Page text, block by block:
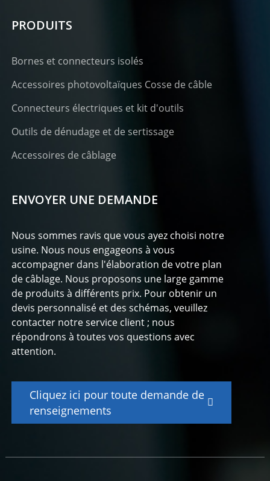
PRODUITS
Bornes et connecteurs isolés
Accessoires photovoltaïques Cosse de câble
Connecteurs électriques et kit d'outils
Outils de dénudage et de sertissage
Accessoires de câblage
ENVOYER UNE DEMANDE
Nous sommes ravis que vous ayez choisi notre
usine. Nous nous engageons à vous
accompagner dans l'élaboration de votre plan
de câblage. Nous proposons une large gamme
de produits à différents prix. Pour obtenir un
devis personnalisé et des schémas, veuillez
contacter notre service client ; nous
répondrons à toutes vos questions avec
attention.
Cliquez ici pour toute demande de
renseignements